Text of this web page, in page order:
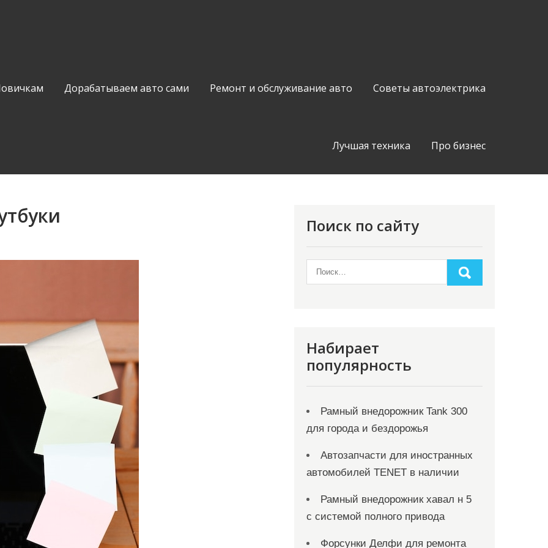
Дорабатываем авто сами Ремонт и обслуживание авто Советы автоэлектрика
Лучшая техника Про бизнес
Поиск по сайту
Набирает
популярность
Рамный внедорожник Tank 300
для города и бездорожья
Автозапчасти для иностранных
автомобилей TENET в наличии
Рамный внедорожник хавал н 5
с системой полного привода
Форсунки Делфи для ремонта